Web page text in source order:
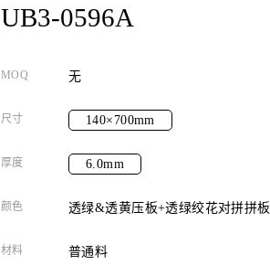
UB3-0596A
MOQ 无
尺寸 140×700mm
厚度 6.0mm
颜色 透绿&透黄压板+透绿绞花对拼拼板
材料 普通料